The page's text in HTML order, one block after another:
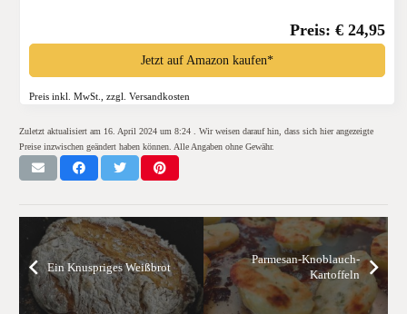
Preis: € 24,95
Jetzt auf Amazon kaufen*
Preis inkl. MwSt., zzgl. Versandkosten
Zuletzt aktualisiert am 16. April 2024 um 8:24 . Wir weisen darauf hin, dass sich hier angezeigte
Preise inzwischen geändert haben können. Alle Angaben ohne Gewähr.
Ein Knuspriges Weißbrot
Parmesan-Knoblauch-
Kartoffeln